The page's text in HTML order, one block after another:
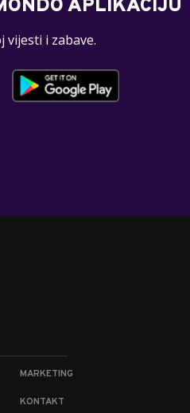
APLIKACIJU
vijesti i zabave.
MARKETING
KONTAKT